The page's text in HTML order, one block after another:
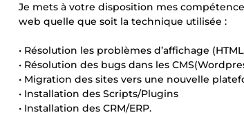
Je mets à votre disposition mes
web quelle que soit la technique utilisée :
• Résolution les problèmes d’affichage
• Résolution des bugs dans les
• Migration des sites vers une nouvelle
• Installation des Scripts/Plugins
• Installation des CRM/ERP.